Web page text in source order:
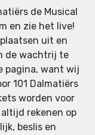
de Musical
en zie het live!
uit en
de wachtrij te
pagina, want wij
101 Dalmatiërs
worden voor
rekenen op
beslis en